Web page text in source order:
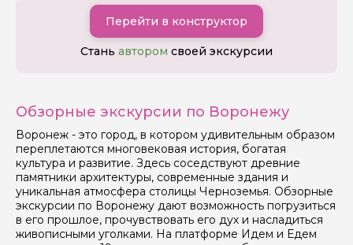
Перейти в конструктор
Стань автором своей экскурсии
Обзорные экскурсии по Воронежу
Воронеж - это город, в котором удивительным образом
переплетаются многовековая история, богатая
культура и развитие. Здесь соседствуют древние
памятники архитектуры, современные здания и
уникальная атмосфера столицы Черноземья. Обзорные
экскурсии по Воронежу дают возможность погрузиться
в его прошлое, прочувствовать его дух и насладиться
живописными уголками. На платформе Идем и Едем
Ваш номер телефона
Вопросы и комментарии
Если у вас есть интересующие вопросы, можете их
задать